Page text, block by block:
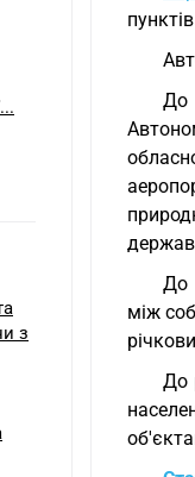
До
До
між
До
з